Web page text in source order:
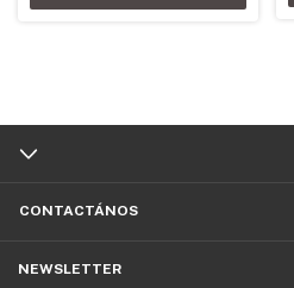
CONTACTÁNOS
NEWSLETTER